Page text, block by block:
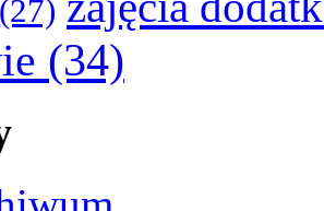
(27)
(34)